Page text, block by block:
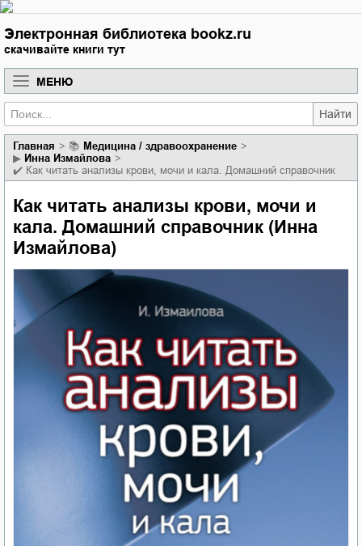
Электронная библиотека bookz.ru
скачивайте книги тут
МЕНЮ
Найти
Главная 📚
медицина / здравоохранение
▶ Инна Измайлова
✔️ Как читать анализы крови, мочи и кала. Домашний справочник
Как читать анализы крови, мочи и
кала. Домашний справочник (Инна
Измайлова)